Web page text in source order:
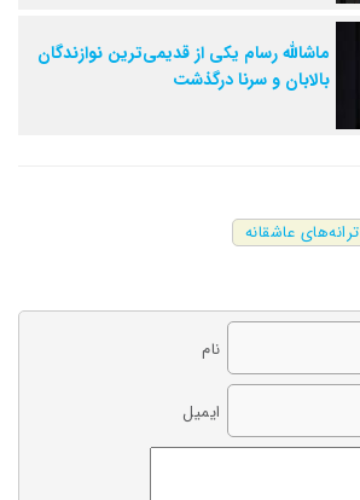
ماشالله رسام یکی از قدیمی‌ترین نوازندگان
بالابان و سرنا درگذشت
ترانه‌های عاشقانه
نام
ایمیل